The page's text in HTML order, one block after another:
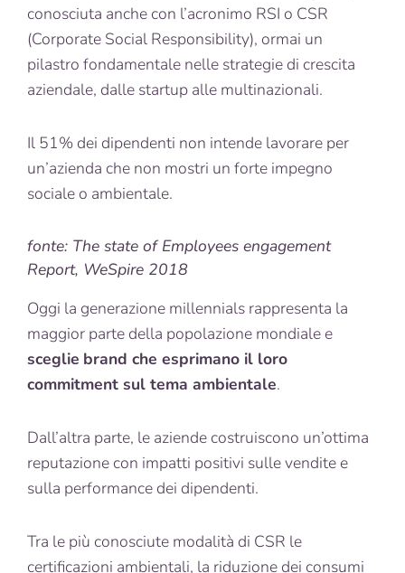
conosciuta anche con l’acronimo RSI o CSR
(Corporate Social Responsibility), ormai un
pilastro fondamentale nelle strategie di crescita
aziendale, dalle startup alle multinazionali.
Il 51% dei dipendenti non intende lavorare per
un’azienda che non mostri un forte impegno
sociale o ambientale.
fonte: The state of Employees engagement
Report, WeSpire 2018
Oggi la generazione millennials rappresenta la
maggior parte della popolazione mondiale e
sceglie brand che esprimano il loro
commitment sul tema ambientale.
Dall’altra parte, le aziende costruiscono un’ottima
reputazione con impatti positivi sulle vendite e
sulla performance dei dipendenti.
Tra le più conosciute modalità di CSR le
certificazioni ambientali, la riduzione dei consumi